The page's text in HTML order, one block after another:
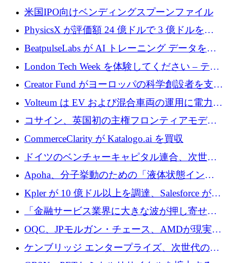
協力して AI Center of Excellence を立ち上げ
米国IPO向けベンディングスプーンファイル
PhysicsX が評価額 24 億ドルで 3 億ドルを調
達
BeatpulseLabs が AI トレーニング データを拡
張するために 180 万ドルのプレシードを調達
London Tech Week を体験してください – テク
ノロジーがヨーロッパのイノベーションの未
来を形作る場所
Creator Fund がヨーロッパの科学創設者を支援
するために 5,600 万ドルを調達
Volteum は EV および混合車両の運用に電力を
供給するために 250 万ユーロを寄付
コサイン、英国初の主権フロンティアモデル
で業界の支援を確保
CommerceClarity が Katalogo.ai を買収
ドイツのベンチャーキャピタル連合、次世代
スタートアップの成長に向けて機関投資家へ
の資本シフトを呼びかけ
Apoha、分子挙動のための「液体状態インテ
リジェンス」を構築するために3,600万ドルを
かけてステルス状態から出現
Kpler が 10 億ドル以上を調達、Salesforce が
Contentful を買収、Built in Europe キャンペー
ンを開始
「金融サービス業界に大きな波が押し寄せて
いる」と「欧州初のAIネイティブ銀行」のボ
スが語る
OQC、JPモルガン・チェース、AMDが現実世
界のフィンテック・アプリケーションを探索
するためにQuantum-AIデータセンターを立ち
ケンブリッジ エンタープライズ、次世代のデ
ィープテック創設者向けにロンドンの出発点